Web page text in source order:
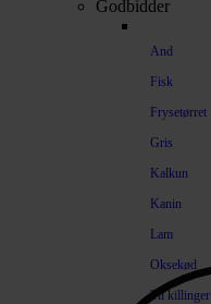
Godbidder
And
Fisk
Frysetørret
Gris
Kalkun
Kanin
Lam
Oksekød
Til killinger